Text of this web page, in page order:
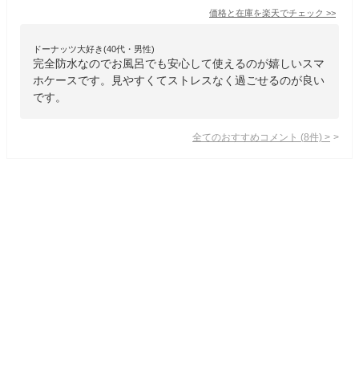
価格と在庫を楽天でチェック >>
ドーナッツ大好き(40代・男性)
完全防水なのでお風呂でも安心して使えるのが嬉しいスマ
ホケースです。見やすくてストレスなく過ごせるのが良い
です。
全てのおすすめコメント (8件) >